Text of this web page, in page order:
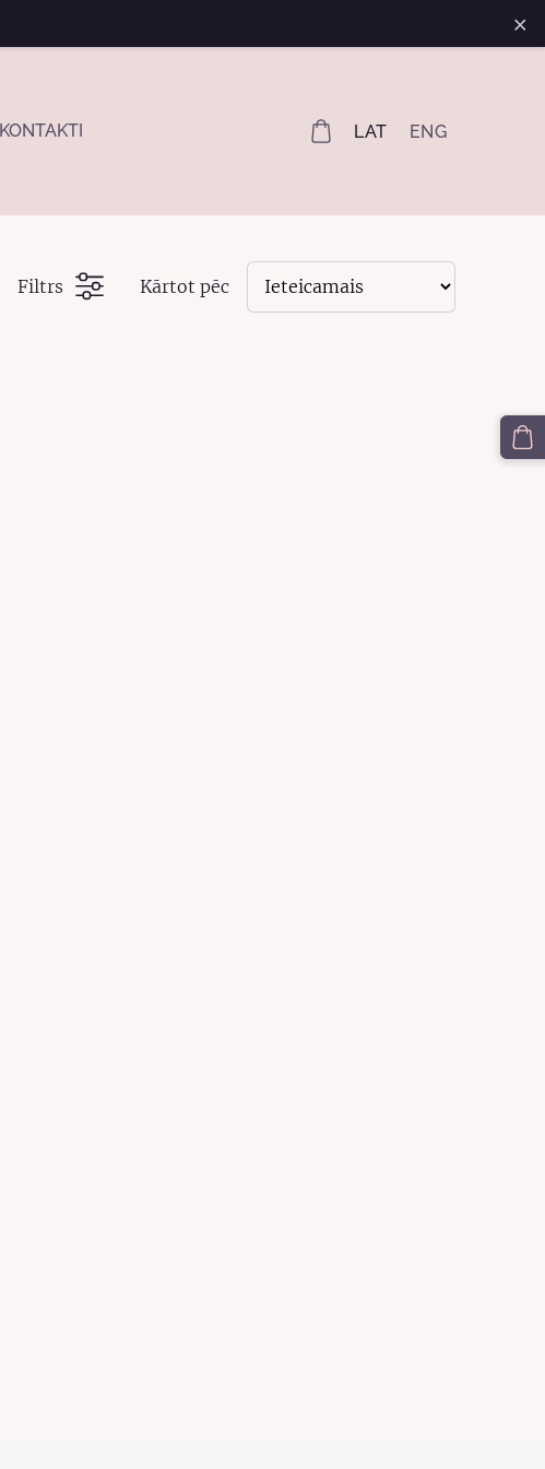
×
KONTAKTI LAT ENG
Filtrs Kārtot pēc